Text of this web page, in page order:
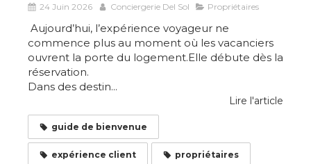
24 Juin 2026 Conciergerie Del Sol Propriétaires
Aujourd’hui, l’expérience voyageur ne
commence plus au moment où les vacanciers
ouvrent la porte du logement.Elle débute dès la
réservation.
Dans des destin...
Lire l'article
guide de bienvenue
expérience client propriétaires